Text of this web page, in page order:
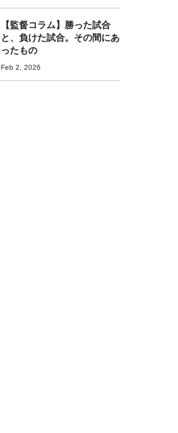
【監督コラム】勝った試合
と、負けた試合。その間にあ
ったもの
Feb 2, 2026